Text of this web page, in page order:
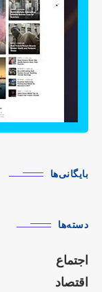
بایگانی‌ها
دسته‌ها
اجتماع
اقتصاد